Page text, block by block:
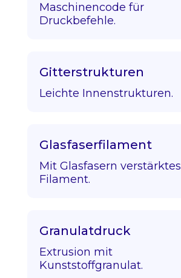
Maschinencode für
Druckbefehle.
Gitterstrukturen
Leichte Innenstrukturen.
Glasfaserfilament
Mit Glasfasern verstärktes
Filament.
Granulatdruck
Extrusion mit
Kunststoffgranulat.